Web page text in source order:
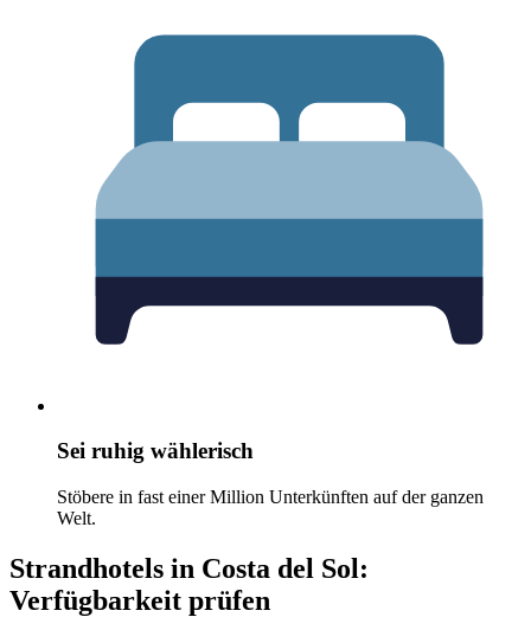
Sei ruhig wählerisch
Stöbere in fast einer Million Unterkünften auf der ganzen
Welt.
Strandhotels in Costa del Sol:
Verfügbarkeit prüfen